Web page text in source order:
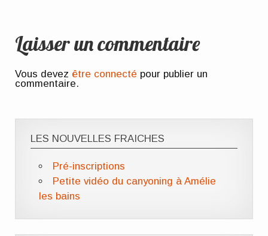
Laisser un commentaire
Vous devez être connecté pour publier un
commentaire.
LES NOUVELLES FRAICHES
Pré-inscriptions
Petite vidéo du canyoning à Amélie
les bains